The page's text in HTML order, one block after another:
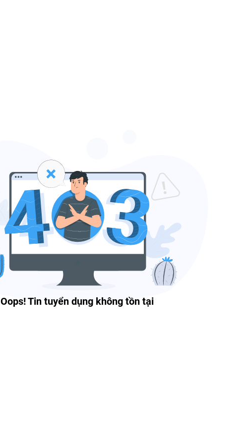
Oops! Tin tuyển dụng không tồn tại